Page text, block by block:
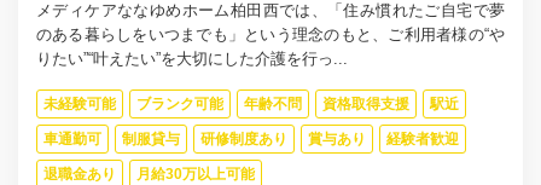
メディケアななゆめホーム柏田西では、「住み慣れたご自宅で夢
のある暮らしをいつまでも」という理念のもと、ご利用者様の“や
りたい”“叶えたい”を大切にした介護を行っ...
未経験可能 ブランク可能 年齢不問 資格取得支援 駅近
車通勤可 制服貸与 研修制度あり 賞与あり 経験者歓迎
退職金あり 月給30万以上可能